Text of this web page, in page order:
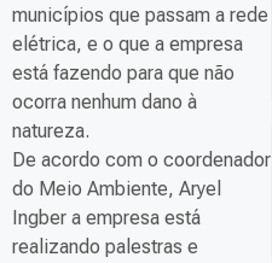
municípios que passam a rede
elétrica, e o que a empresa
está fazendo para que não
ocorra nenhum dano à
natureza.
De acordo com o coordenador
do Meio Ambiente, Aryel
Ingber a empresa está
realizando palestras e